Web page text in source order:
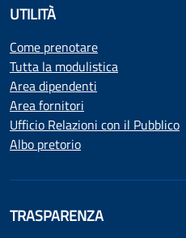
UTILITÀ
Come prenotare
Tutta la modulistica
Area dipendenti
Area fornitori
Ufficio Relazioni con il Pubblico
Albo pretorio
TRASPARENZA